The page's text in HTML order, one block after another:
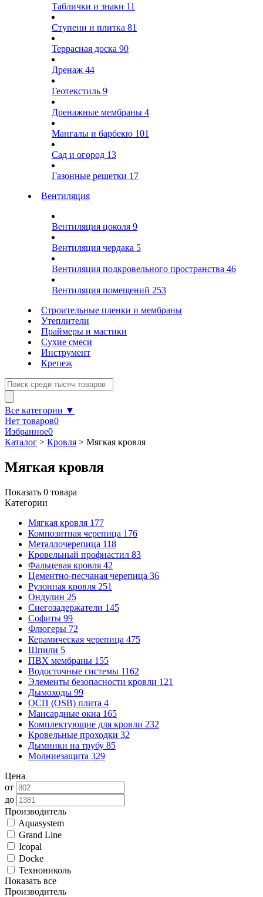
Таблички и знаки 11
Ступени и плитка 81
Террасная доска 90
Дренаж 44
Геотекстиль 9
Дренажные мембраны 4
Мангалы и барбекю 101
Сад и огород 13
Газонные решетки 17
Вентиляция
Вентиляция цоколя 9
Вентиляция чердака 5
Вентиляция подкровельного пространства 46
Вентиляция помещений 253
Строительные пленки и мембраны
Утеплители
Праймеры и мастики
Сухие смеси
Инструмент
Крепеж
Все категории ▼
Нет товаров0
Избранное0
Каталог > Кровля > Мягкая кровля
Мягкая кровля
Показать 0 товара
Категории
Мягкая кровля 177
Композитная черепица 176
Металлочерепица 118
Кровельный профнастил 83
Фальцевая кровля 42
Цементно-песчаная черепица 36
Рулонная кровля 251
Ондулин 25
Снегозадержатели 145
Софиты 99
Флюгеры 72
Керамическая черепица 475
Шпили 5
ПВХ мембраны 155
Водосточные системы 1162
Элементы безопасности кровли 121
Дымоходы 99
ОСП (OSB) плита 4
Мансардные окна 165
Комплектующие для кровли 232
Кровельные проходки 32
Дымники на трубу 85
Молниезащита 329
Цена
от
до
Производитель
Aquasystem
Grand Line
Icopal
Docke
Технониколь
Показать все
Производитель